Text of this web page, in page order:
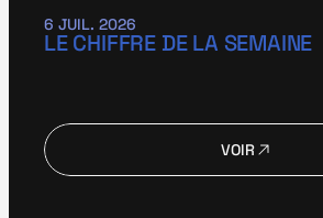
6 JUIL. 2026
LE CHIFFRE DE LA SEMAINE
VOIR